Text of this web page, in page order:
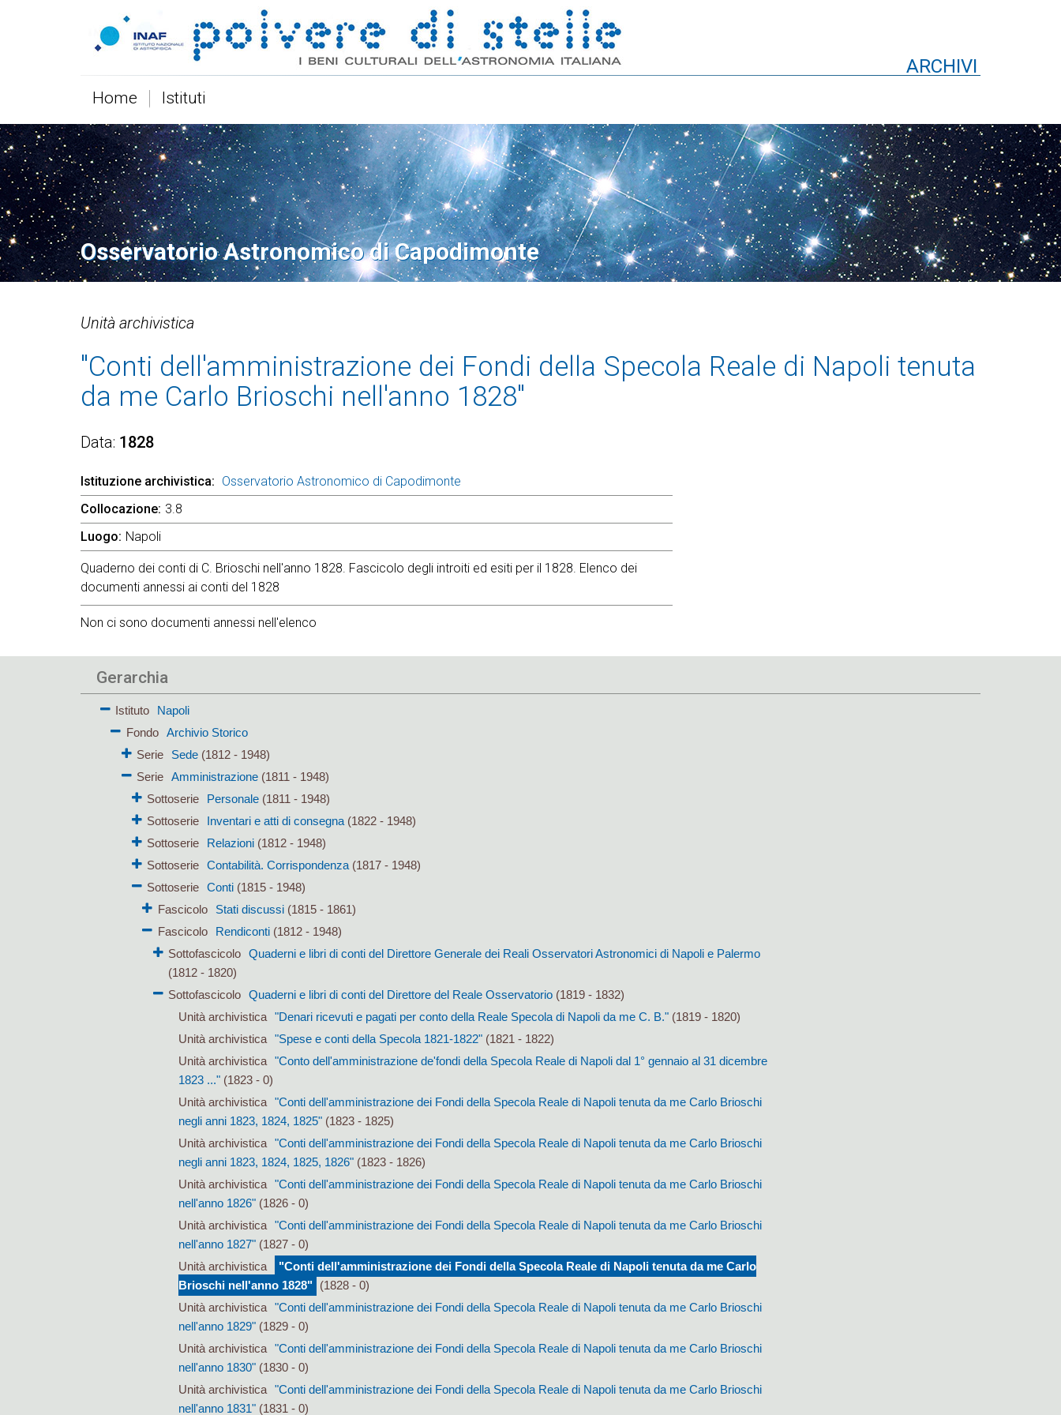
ARCHIVI
Home Istituti
Osservatorio Astronomico di Capodimonte
Unità archivistica
"Conti dell'amministrazione dei Fondi della Specola Reale di Napoli tenuta
da me Carlo Brioschi nell'anno 1828"
Data 1828
Istituzione archivistica
Osservatorio Astronomico di Capodimonte
Collocazione 3.8
Luogo Napoli
Quaderno dei conti di C. Brioschi nell'anno 1828. Fascicolo degli introiti ed esiti per il 1828. Elenco dei
documenti annessi ai conti del 1828
Non ci sono documenti annessi nell'elenco
Gerarchia
Istituto
Napoli
Fondo
Archivio Storico
Serie
Sede(1812 - 1948)
Serie Amministrazione(1811 - 1948)
Sottoserie
Personale (1811 - 1948)
Sottoserie
Inventari e atti di consegna (1822 - 1948)
Sottoserie
Relazioni (1812 - 1948)
Sottoserie
Contabilità. Corrispondenza (1817 - 1948)
Sottoserie
Conti (1815 - 1948)
Fascicolo
Stati discussi(1815 - 1861)
Fascicolo
Rendiconti(1812 - 1948)
Sottofascicolo Quaderni e libri di conti del Direttore Generale dei Reali Osservatori Astronomici di Napoli e Palermo
(1812 - 1820)
Sottofascicolo Quaderni e libri di conti del Direttore del Reale Osservatorio(1819 - 1832)
Unità archivistica
"Denari ricevuti e pagati per conto della Reale Specola di Napoli da me C. B." (1819 - 1820)
Unità archivistica
"Spese e conti della Specola 1821-1822" (1821 - 1822)
Unità archivistica
"Conto dell'amministrazione de'fondi della Specola Reale di Napoli dal 1° gennaio al 31 dicembre
1823 ..." (1823 - 0)
Unità archivistica
"Conti dell'amministrazione dei Fondi della Specola Reale di Napoli tenuta da me Carlo Brioschi
negli anni 1823, 1824, 1825" (1823 - 1825)
Unità archivistica
"Conti dell'amministrazione dei Fondi della Specola Reale di Napoli tenuta da me Carlo Brioschi
negli anni 1823, 1824, 1825, 1826" (1823 - 1826)
Unità archivistica
"Conti dell'amministrazione dei Fondi della Specola Reale di Napoli tenuta da me Carlo Brioschi
nell'anno 1826" (1826 - 0)
Unità archivistica
"Conti dell'amministrazione dei Fondi della Specola Reale di Napoli tenuta da me Carlo Brioschi
nell'anno 1827" (1827 - 0)
Unità archivistica
"Conti dell'amministrazione dei Fondi della Specola Reale di Napoli tenuta da me Carlo
Brioschi nell'anno 1828"
(1828 - 0)
Unità archivistica
"Conti dell'amministrazione dei Fondi della Specola Reale di Napoli tenuta da me Carlo Brioschi
nell'anno 1829" (1829 - 0)
Unità archivistica
"Conti dell'amministrazione dei Fondi della Specola Reale di Napoli tenuta da me Carlo Brioschi
nell'anno 1830" (1830 - 0)
Unità archivistica
"Conti dell'amministrazione dei Fondi della Specola Reale di Napoli tenuta da me Carlo Brioschi
nell'anno 1831" (1831 - 0)